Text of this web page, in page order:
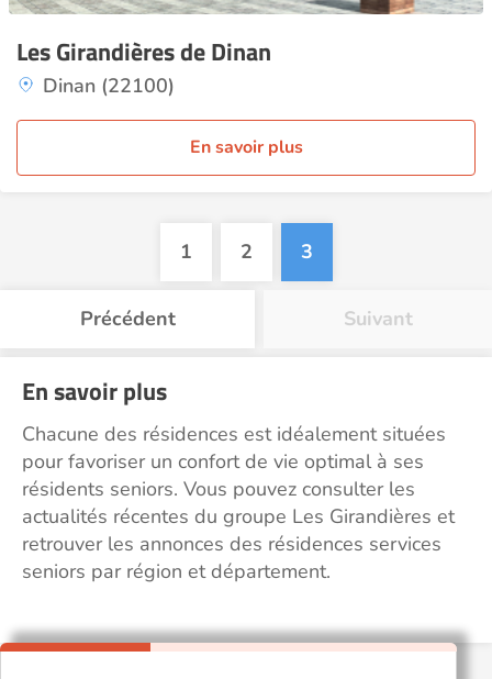
Les Girandières de Dinan
Dinan (22100)
En savoir plus
1 2 3
Précédent Suivant
En savoir plus
Chacune des résidences est idéalement situées
pour favoriser un confort de vie optimal à ses
résidents seniors. Vous pouvez consulter les
actualités récentes du groupe Les Girandières et
retrouver les annonces des résidences services
seniors par région et département.